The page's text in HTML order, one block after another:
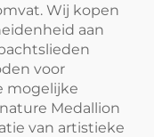
Wij kopen
aan
voor
mogelijke
Medallion
van artistieke